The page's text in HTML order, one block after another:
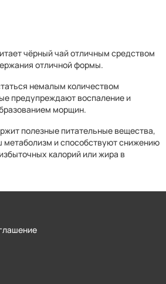
чёрный чай отличным средством
отличной формы.
немалым количеством
предупреждают воспаление и
морщин.
полезные питательные вещества,
метаболизм и способствуют снижению
калорий или жира в